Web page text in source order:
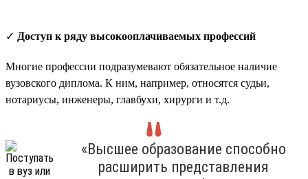
✓ Доступ к ряду высокооплачиваемых профессий
Многие профессии подразумевают обязательное наличие
вузовского диплома. К ним, например, относятся судьи,
нотариусы, инженеры, главбухи, хирурги и т.д.
«Высшее образование способно
расширить представления